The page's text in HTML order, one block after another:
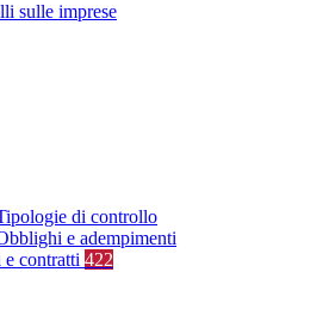
sulle imprese
di controllo
e adempimenti
contratti 422